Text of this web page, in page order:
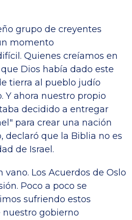
grupo de creyentes
momento
Quienes creíamos en
Dios había dado este
tierra al pueblo judío
Y ahora nuestro propio
decidido a entregar
para crear una nación
declaró que la Biblia no es
de Israel.
Los Acuerdos de Oslo
Poco a poco se
sufriendo estos
gobierno